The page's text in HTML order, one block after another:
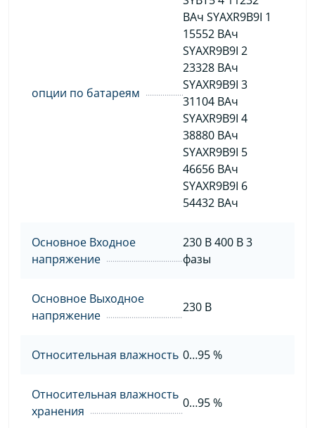
опции по батареям
ВАч SYAXR9B9I 1
15552 ВАч
SYAXR9B9I 2
23328 ВАч
SYAXR9B9I 3
31104 ВАч
SYAXR9B9I 4
38880 ВАч
SYAXR9B9I 5
46656 ВАч
SYAXR9B9I 6
54432 ВАч
Основное Входное
напряжение
230 B 400 B 3
фазы
Основное Выходное
напряжение
230 В
Относительная влажность 0…95 %
Относительная влажность
хранения
0…95 %